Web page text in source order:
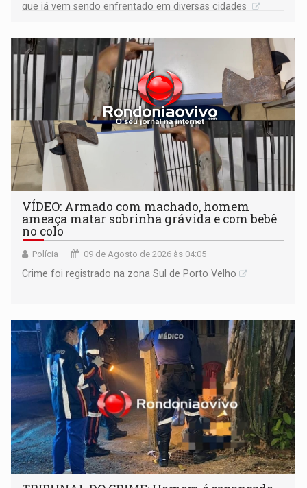
que já vem sendo enfrentado em diversas cidades
VÍDEO: Armado com machado, homem
ameaça matar sobrinha grávida e com bebê
no colo
Polícia 09 de Agosto de 2026 às 04:05
Crime foi registrado na zona Sul de Porto Velho